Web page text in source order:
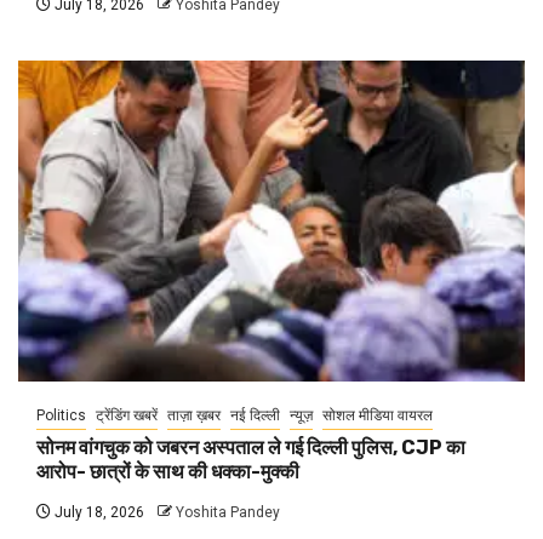
July 18, 2026 Yoshita Pandey
Politics ट्रेंडिंग खबरें ताज़ा ख़बर नई दिल्ली न्यूज़ सोशल मीडिया वायरल
सोनम वांगचुक को जबरन अस्पताल ले गई दिल्ली पुलिस, CJP का
आरोप- छात्रों के साथ की धक्का-मुक्की
July 18, 2026 Yoshita Pandey